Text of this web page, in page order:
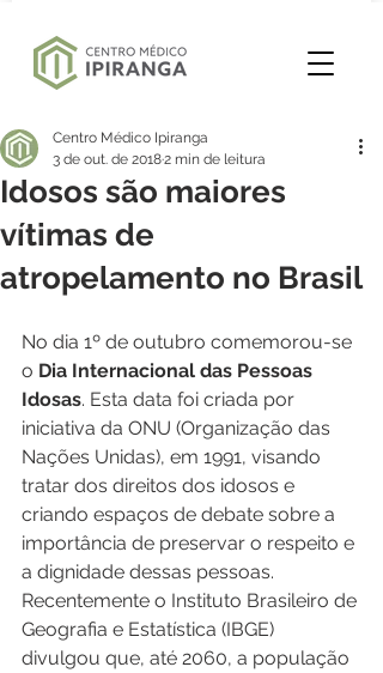
Idosos são maiores
vítimas de
atropelamento no Brasil
Centro Médico Ipiranga
3 de out. de 20182 min de leitura
No dia 1º de outubro comemorou-se
o Dia Internacional das Pessoas
Idosas. Esta data foi criada por
iniciativa da ONU (Organização das
Nações Unidas), em 1991, visando
tratar dos direitos dos idosos e
criando espaços de debate sobre a
importância de preservar o respeito e
a dignidade dessas pessoas.
Recentemente o Instituto Brasileiro de
Geografia e Estatística (IBGE)
divulgou que, até 2060, a população